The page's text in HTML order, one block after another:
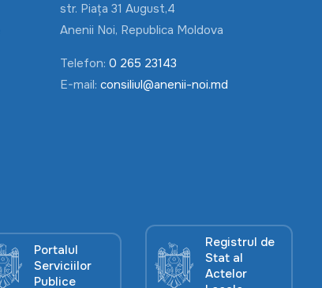
str. Piața 31 August,4
Anenii Noi, Republica Moldova
Telefon: 0 265 23143
E-mail: consiliul@anenii-noi.md
Portalul
Serviciilor
Publice
Registrul de
Stat al
Actelor